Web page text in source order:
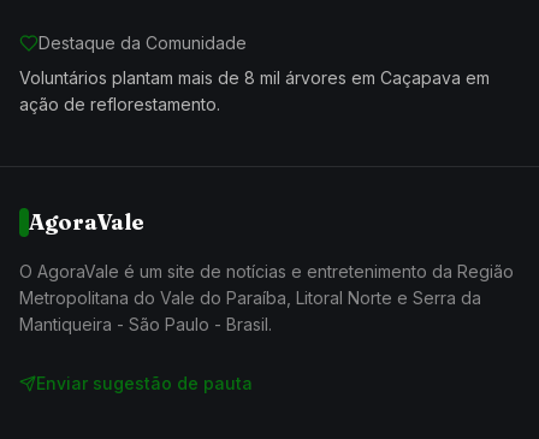
Destaque da Comunidade
Voluntários plantam mais de 8 mil árvores em Caçapava em
ação de reflorestamento.
AgoraVale
O AgoraVale é um site de notícias e entretenimento da Região
Metropolitana do Vale do Paraíba, Litoral Norte e Serra da
Mantiqueira - São Paulo - Brasil.
Enviar sugestão de pauta